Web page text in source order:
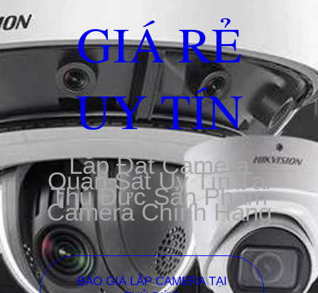
GIÁ RẺ
UY TÍN
Lắp Đặt Camera
Quan Sát Uy Tín Tại
Thủ Đức Sản Phẩm
Camera Chính Hãng
BÁO GIÁ LẮP CAMERA TẠI